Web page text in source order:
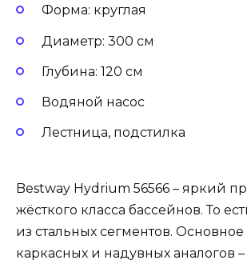
Форма: круглая
Диаметр: 300 см
Глубина: 120 см
Водяной насос
Лестница, подстилка
Bestway Hydrium 56566 – яркий
жёсткого класса бассейнов. То
из стальных сегментов. Основное
каркасных и надувных аналогов